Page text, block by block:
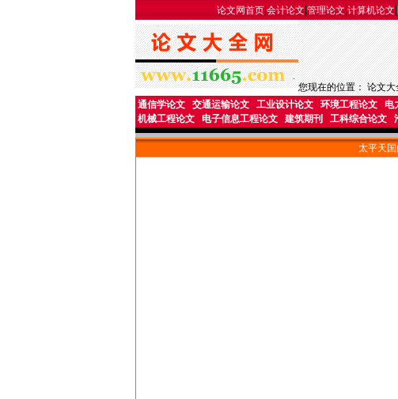
论文网首页|会计论文|管理论文|计算机论文|
您现在的位置：论文大
通信学论文
交通运输论文 工业设计论文 环境工程论文 电
机械工程论文
电子信息工程论文 建筑期刊 工科综合论文
太平天